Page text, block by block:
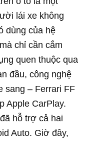
lái xe không
dùng của hệ
chỉ cần cắm
quen thuộc qua
đầu, công nghệ
sang – Ferrari FF
Apple CarPlay.
hỗ trợ cả hai
Auto. Giờ đây,